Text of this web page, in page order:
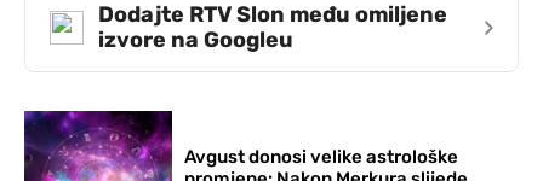
Dodajte RTV Slon među omiljene
izvore na Googleu
›
Avgust donosi velike astrološke